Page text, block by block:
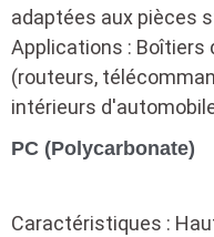
adaptées aux pièces
Applications : Boîtiers
(routeurs,
intérieurs
PC (Polycarbonate)
Caractéristiques :